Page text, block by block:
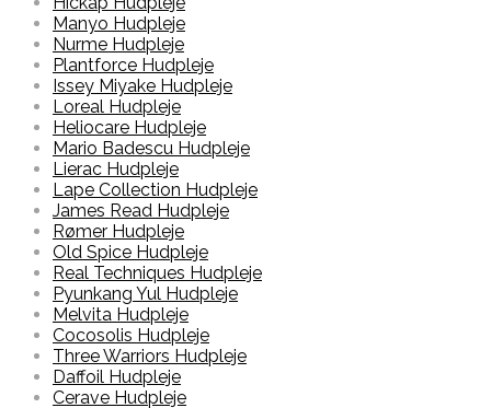
Manyo Hudpleje
Nurme Hudpleje
Plantforce Hudpleje
Issey Miyake Hudpleje
Loreal Hudpleje
Heliocare Hudpleje
Mario Badescu Hudpleje
Lierac Hudpleje
Lape Collection Hudpleje
James Read Hudpleje
Rømer Hudpleje
Old Spice Hudpleje
Real Techniques Hudpleje
Pyunkang Yul Hudpleje
Melvita Hudpleje
Cocosolis Hudpleje
Three Warriors Hudpleje
Daffoil Hudpleje
Cerave Hudpleje